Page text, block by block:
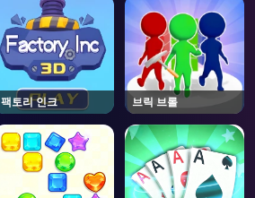
팩토리 인크 브릭 브롤